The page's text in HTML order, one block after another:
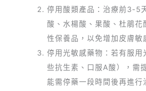
停用酸類產品：治療前3-5
酸、水楊酸、果酸、杜鵑花
性保養品，以免增加皮膚敏
停用光敏感藥物：若有服用
些抗生素、口服A酸），需
能需停藥一段時間後再進行